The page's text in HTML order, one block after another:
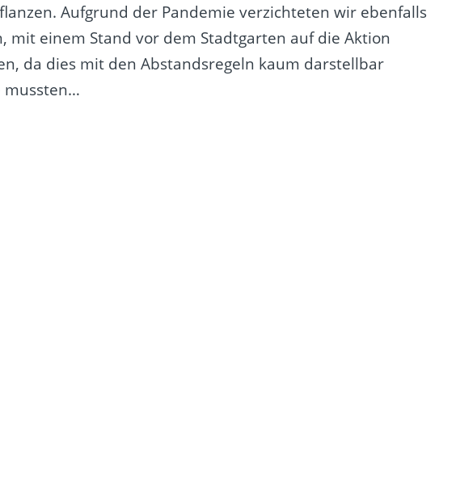
Aufgrund der Pandemie verzichteten wir ebenfalls
mit einem Stand vor dem Stadtgarten auf die Aktion
da dies mit den Abstandsregeln kaum darstellbar
mussten…